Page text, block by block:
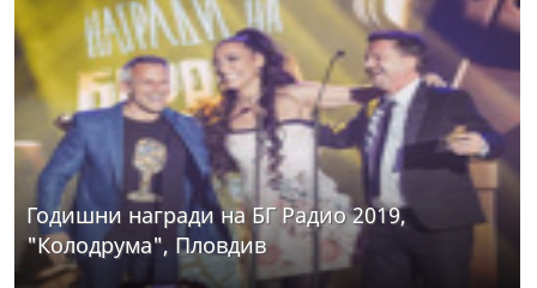
Годишни награди на БГ Радио 2019,
"Колодрума", Пловдив